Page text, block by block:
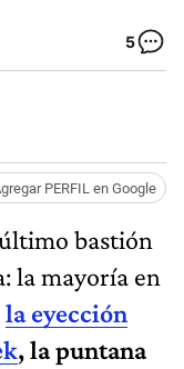
5
PERFIL en Google
bastión
la mayoría en
la eyección
, la puntana